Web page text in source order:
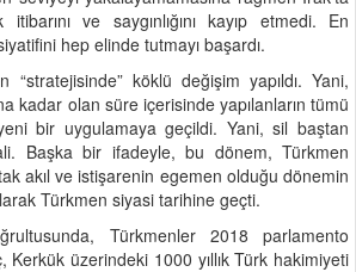
ve saygınlığını kayıp etmedi. En
hep elinde tutmayı başardı.
“stratejisinde” köklü değişim yapıldı. Yani,
kadar olan süre içerisinde yapılanların tümü
bir uygulamaya geçildi. Yani, sil baştan
Başka bir ifadeyle, bu dönem, Türkmen
akıl ve istişarenin egemen olduğu dönemin
Türkmen siyasi tarihine geçti.
Türkmenler 2018 parlamento
Kerkük üzerindeki 1000 yıllık Türk hakimiyeti